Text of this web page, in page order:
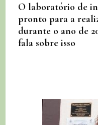
O laboratório de
pronto para a
durante o ano de
fala sobre isso